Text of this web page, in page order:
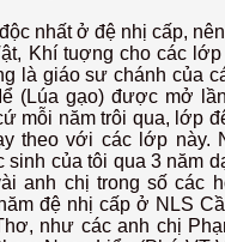
ở đệ nhị cấp, nên
Khí tuợng cho các lớp
là giáo sư chánh của
(Lúa gạo) được mở
mỗi năm trôi qua, lớp
theo với các lớp này.
sinh của tôi qua 3 năm
anh chị trong số các
đệ nhị cấp ở NLS
như các anh chị